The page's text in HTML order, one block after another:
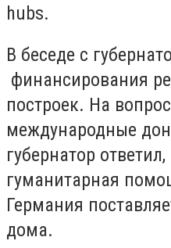
hubs.
В беседе с
финансирования
построек. На
международные
губернатор
гуманитарная
Германия
дома.